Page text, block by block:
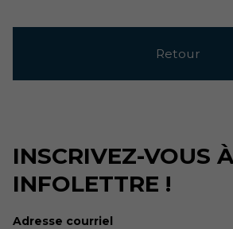
Retour
INSCRIVEZ-VOUS
INFOLETTRE !
Adresse courriel